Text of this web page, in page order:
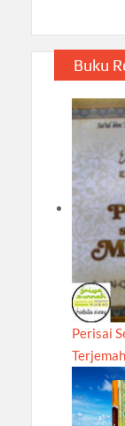
Buku
Perisai